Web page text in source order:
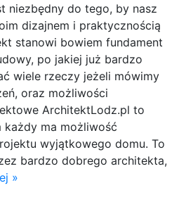
niezbędny do tego, by nasz
dizajnem i praktycznością
stanowi bowiem fundament
po jakiej już bardzo
wiele rzeczy jeżeli mówimy
oraz możliwości
ArchitektLodz.pl to
ma możliwość
wyjątkowego domu. To
bardzo dobrego architekta,
»